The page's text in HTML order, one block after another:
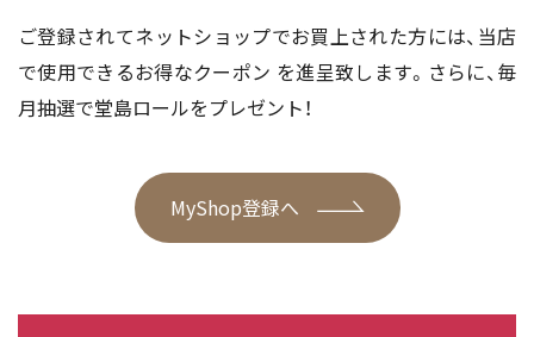
ご登録されてネットショップでお買上された方には、当店
で使用できるお得なクーポン を進呈致します。さらに、毎
月抽選で堂島ロールをプレゼント！
MyShop登録へ